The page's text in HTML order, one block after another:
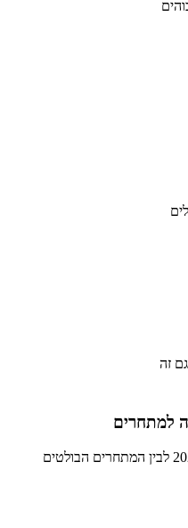
השוואת רמות הגימור של ג'יפ רנגייד 2020 לבין המתחרים הבולטים